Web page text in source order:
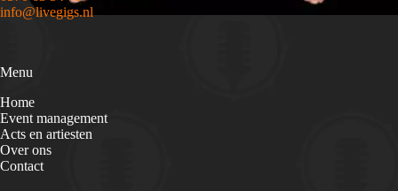
info@livegigs.nl
Menu
Home
Event management
Acts en artiesten
Over ons
Contact